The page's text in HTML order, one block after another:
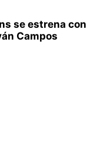
se estrena con
Campos